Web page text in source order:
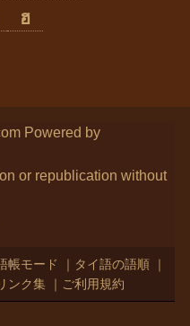
ฮ
Powered by
or republication without
帳モード ｜ タイ語の語順 ｜
ンク集 ｜ ご利用規約